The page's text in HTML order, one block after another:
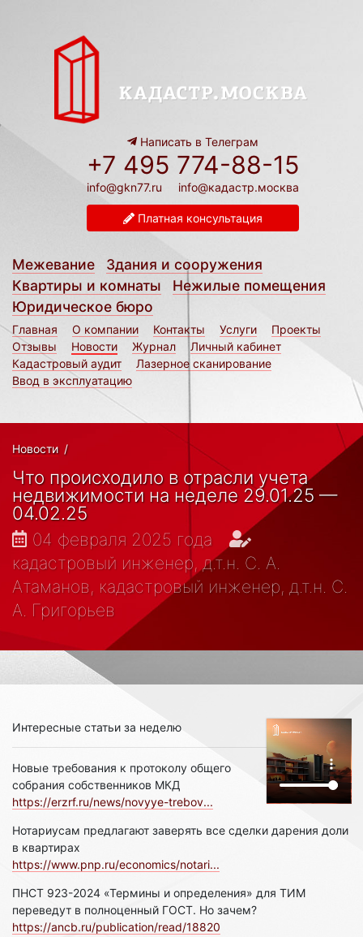
Написать в Телеграм
+7 495 774-88-15
info@gkn77.ru info@кадастр.москва
Платная консультация
Межевание
Здания и сооружения
Квартиры и комнаты
Нежилые помещения
Юридическое бюро
Главная О компании Контакты Услуги
Проекты
Отзывы
Новости Журнал
Личный кабинет
Кадастровый аудит
Лазерное сканирование
Ввод в эксплуатацию
Новости /
Что происходило в отрасли учета
недвижимости на неделе 29.01.25 —
04.02.25
04 февраля 2025 года
кадастровый инженер, д.т.н. С. А.
Атаманов, кадастровый инженер, д.т.н. С.
А. Григорьев
Интересные статьи за неделю
Новые требования к протоколу общего
собрания собственников МКД
https://erzrf.ru/news/novyye-trebov...
Нотариусам предлагают заверять все сделки дарения доли
в квартирах
https://www.pnp.ru/economics/notari...
ПНСТ 923-2024 «Термины и определения» для ТИМ
переведут в полноценный ГОСТ. Но зачем?
https://ancb.ru/publication/read/18820